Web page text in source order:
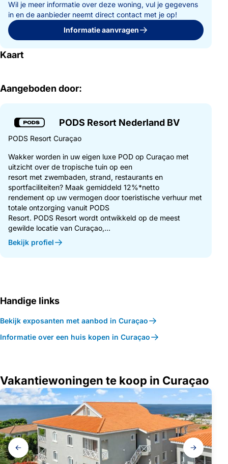
Wil je meer informatie over deze woning, vul je gegevens
in en de aanbieder neemt direct contact met je op!
Informatie aanvragen
Kaart
Aangeboden door:
PODS Resort Nederland BV
PODS Resort Curaçao
Wakker worden in uw eigen luxe POD op Curaçao met
uitzicht over de tropische tuin op een
resort met zwembaden, strand, restaurants en
sportfaciliteiten? Maak gemiddeld 12%*netto
rendement op uw vermogen door toeristische verhuur met
totale ontzorging vanuit PODS
Resort. PODS Resort wordt ontwikkeld op de meest
gewilde locatie van Curaçao,...
Bekijk profiel
Handige links
Bekijk exposanten met aanbod in Curaçao
Informatie over een huis kopen in Curaçao
Vakantiewoningen te koop in Curaçao
Galerij
navigatie